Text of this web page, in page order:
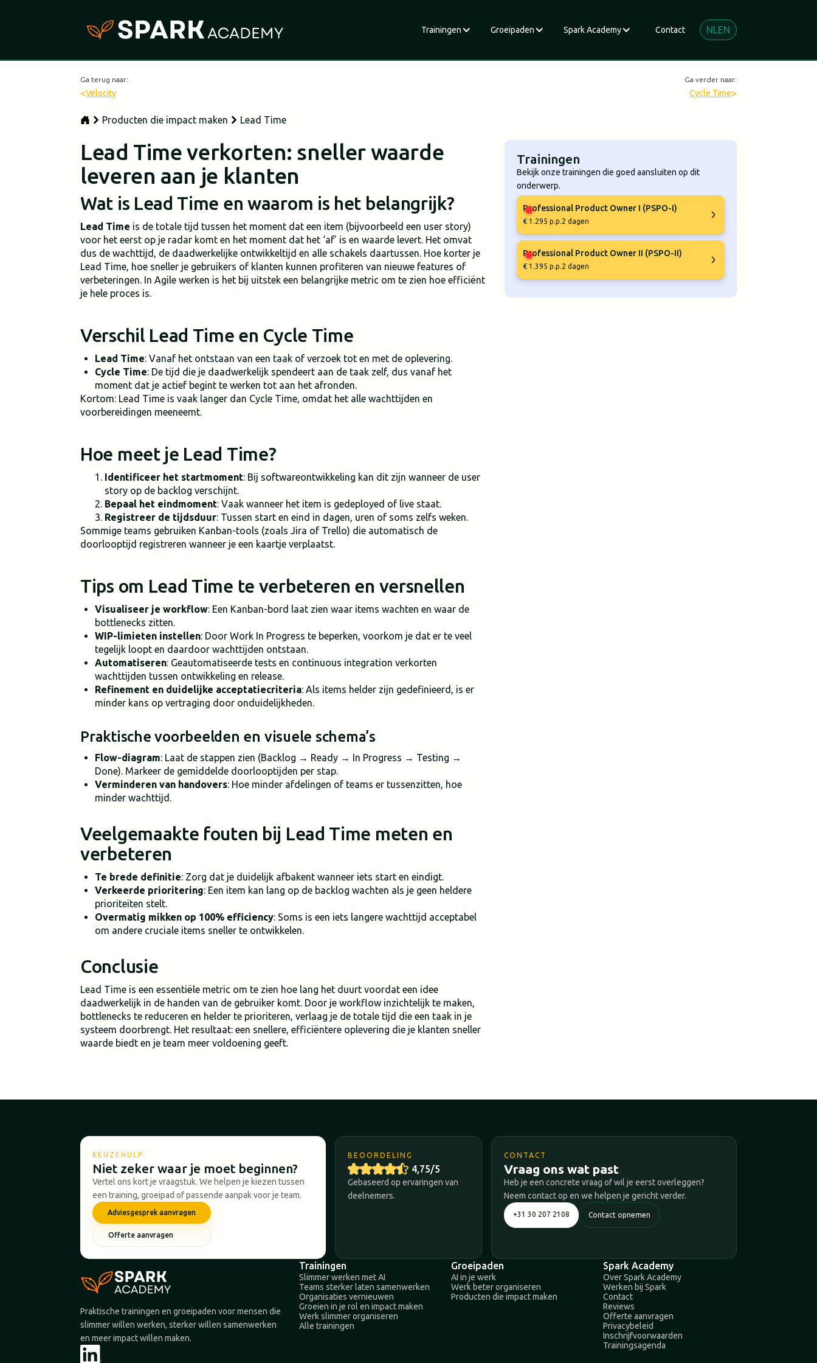
Trainingen Groeipaden Spark Academy Contact NLEN
Ga terug naar:
<Velocity
Ga verder naar:
Cycle Time>
Producten die impact maken Lead Time
Lead Time verkorten: sneller waarde
leveren aan je klanten
Wat is Lead Time en waarom is het belangrijk?
Lead Time is de totale tijd tussen het moment dat een item (bijvoorbeeld een user story)
voor het eerst op je radar komt en het moment dat het ‘af’ is en waarde levert. Het omvat
dus de wachttijd, de daadwerkelijke ontwikkeltijd en alle schakels daartussen. Hoe korter je
Lead Time, hoe sneller je gebruikers of klanten kunnen profiteren van nieuwe features of
verbeteringen. In Agile werken is het bij uitstek een belangrijke metric om te zien hoe efficiënt
je hele proces is.
Verschil Lead Time en Cycle Time
Lead Time: Vanaf het ontstaan van een taak of verzoek tot en met de oplevering.
Cycle Time: De tijd die je daadwerkelijk spendeert aan de taak zelf, dus vanaf het
moment dat je actief begint te werken tot aan het afronden.
Kortom: Lead Time is vaak langer dan Cycle Time, omdat het alle wachttijden en
voorbereidingen meeneemt.
Hoe meet je Lead Time?
Identificeer het startmoment: Bij softwareontwikkeling kan dit zijn wanneer de user
story op de backlog verschijnt.
Bepaal het eindmoment: Vaak wanneer het item is gedeployed of live staat.
Registreer de tijdsduur: Tussen start en eind in dagen, uren of soms zelfs weken.
Sommige teams gebruiken Kanban-tools (zoals Jira of Trello) die automatisch de
doorlooptijd registreren wanneer je een kaartje verplaatst.
Tips om Lead Time te verbeteren en versnellen
Visualiseer je workflow: Een Kanban-bord laat zien waar items wachten en waar de
bottlenecks zitten.
WIP-limieten instellen: Door Work In Progress te beperken, voorkom je dat er te veel
tegelijk loopt en daardoor wachttijden ontstaan.
Automatiseren: Geautomatiseerde tests en continuous integration verkorten
wachttijden tussen ontwikkeling en release.
Refinement en duidelijke acceptatiecriteria: Als items helder zijn gedefinieerd, is er
minder kans op vertraging door onduidelijkheden.
Praktische voorbeelden en visuele schema’s
Flow-diagram: Laat de stappen zien (Backlog → Ready → In Progress → Testing →
Done). Markeer de gemiddelde doorlooptijden per stap.
Verminderen van handovers: Hoe minder afdelingen of teams er tussenzitten, hoe
minder wachttijd.
Veelgemaakte fouten bij Lead Time meten en
verbeteren
Te brede definitie: Zorg dat je duidelijk afbakent wanneer iets start en eindigt.
Verkeerde prioritering: Een item kan lang op de backlog wachten als je geen heldere
prioriteiten stelt.
Overmatig mikken op 100% efficiency: Soms is een iets langere wachttijd acceptabel
om andere cruciale items sneller te ontwikkelen.
Conclusie
Lead Time is een essentiële metric om te zien hoe lang het duurt voordat een idee
daadwerkelijk in de handen van de gebruiker komt. Door je workflow inzichtelijk te maken,
bottlenecks te reduceren en helder te prioriteren, verlaag je de totale tijd die een taak in je
systeem doorbrengt. Het resultaat: een snellere, efficiëntere oplevering die je klanten sneller
waarde biedt en je team meer voldoening geeft.
Trainingen
Bekijk onze trainingen die goed aansluiten op dit
onderwerp.
Professional Product Owner I (PSPO-I)
€ 1.295 p.p.2 dagen
Professional Product Owner II (PSPO-II)
€ 1.395 p.p.2 dagen
KEUZEHULP
Niet zeker waar je moet beginnen?
Vertel ons kort je vraagstuk. We helpen je kiezen tussen
een training, groeipad of passende aanpak voor je team.
Adviesgesprek aanvragen
Offerte aanvragen
BEOORDELING
4,75/5
Gebaseerd op ervaringen van
deelnemers.
CONTACT
Vraag ons wat past
Heb je een concrete vraag of wil je eerst overleggen?
Neem contact op en we helpen je gericht verder.
+31 30 207 2108 Contact opnemen
Praktische trainingen en groeipaden voor mensen die
slimmer willen werken, sterker willen samenwerken
en meer impact willen maken.
Trainingen
Slimmer werken met AI
Teams sterker laten samenwerken
Organisaties vernieuwen
Groeien in je rol en impact maken
Werk slimmer organiseren
Alle trainingen
Groeipaden
AI in je werk
Werk beter organiseren
Producten die impact maken
Spark Academy
Over Spark Academy
Werken bij Spark
Contact
Reviews
Offerte aanvragen
Privacybeleid
Inschrijfvoorwaarden
Trainingsagenda